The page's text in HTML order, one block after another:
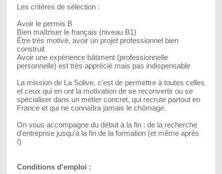
Les critères de sélection :
Avoir le permis B
Bien maîtriser le français (niveau B1)
Être très motivé, avoir un projet professionnel bien
construit
Avoir une expérience bâtiment (professionnelle
personnelle) est très apprécié mais pas indispensable
La mission de La Solive, c'est de permettre à toutes celles
et ceux qui en ont la motivation de se reconvertir ou se
spécialiser dans un métier concret, qui recrute partout en
France et qui ne connaîtra jamais le chômage.
On vous accompagne du début à la fin : de la recherche
d'entreprise jusqu'à la fin de la formation (et même après
!)
Conditions d'emploi :